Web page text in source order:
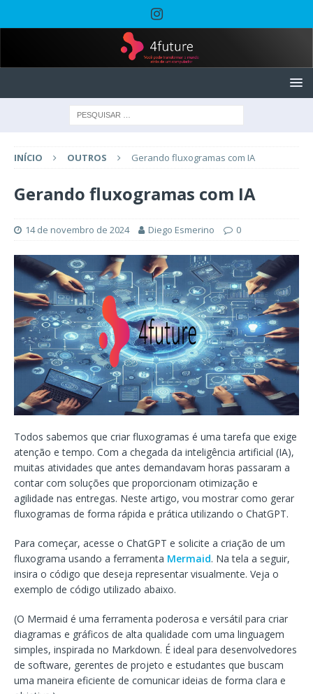
INÍCIO OUTROS Gerando fluxogramas com IA
Gerando fluxogramas com IA
14 de novembro de 2024 Diego Esmerino 0
Todos sabemos que criar fluxogramas é uma tarefa que exige
atenção e tempo. Com a chegada da inteligência artificial (IA),
muitas atividades que antes demandavam horas passaram a
contar com soluções que proporcionam otimização e
agilidade nas entregas. Neste artigo, vou mostrar como gerar
fluxogramas de forma rápida e prática utilizando o ChatGPT.
Para começar, acesse o ChatGPT e solicite a criação de um
fluxograma usando a ferramenta Mermaid. Na tela a seguir,
insira o código que deseja representar visualmente. Veja o
exemplo de código utilizado abaixo.
(O Mermaid é uma ferramenta poderosa e versátil para criar
diagramas e gráficos de alta qualidade com uma linguagem
simples, inspirada no Markdown. É ideal para desenvolvedores
de software, gerentes de projeto e estudantes que buscam
uma maneira eficiente de comunicar ideias de forma clara e